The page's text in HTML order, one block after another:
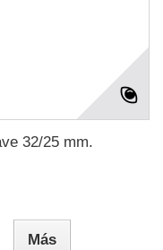
32/25 mm.
Más